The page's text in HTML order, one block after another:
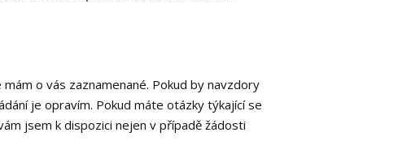
o vás zaznamenané. Pokud by navzdory
je opravím. Pokud máte otázky týkající se
jsem k dispozici nejen v případě žádosti